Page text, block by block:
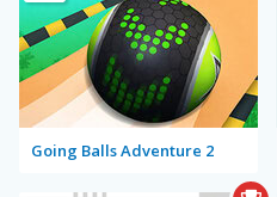
Going Balls Adventure 2